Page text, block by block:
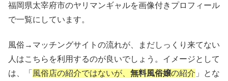
福岡県太宰府市のヤリマンギャルを画像付きプロフィール
で一覧にしています。
風俗→マッチングサイトの流れが、まだしっくり来てない
人はこちらを利用するのが良いでしょう。イメージとして
は、「 風俗店の紹介ではないが、 無料風俗嬢の紹介 」とな